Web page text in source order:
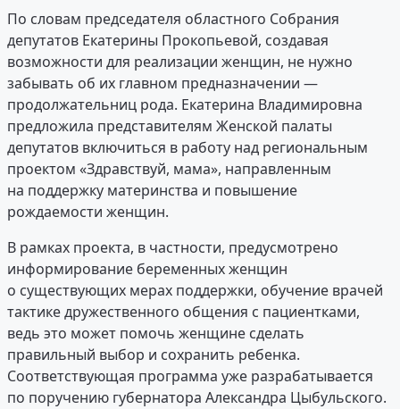
По словам председателя областного Собрания
депутатов Екатерины Прокопьевой, создавая
возможности для реализации женщин, не нужно
забывать об их главном предназначении —
продолжательниц рода. Екатерина Владимировна
предложила представителям Женской палаты
депутатов включиться в работу над региональным
проектом «Здравствуй, мама», направленным
на поддержку материнства и повышение
рождаемости женщин.
В рамках проекта, в частности, предусмотрено
информирование беременных женщин
о существующих мерах поддержки, обучение врачей
тактике дружественного общения с пациентками,
ведь это может помочь женщине сделать
правильный выбор и сохранить ребенка.
Соответствующая программа уже разрабатывается
по поручению губернатора Александра Цыбульского.